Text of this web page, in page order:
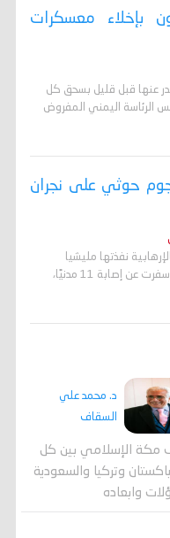
بإخلاء معسكرات
عنها قبل قليل بسحق كل
الرئاسة اليمني المفروض
في هجوم حوثي على نجران
نفذتها مليشيا
الحوثي على منطقة نجران في السعودية، أسفرت عن إصابة 11 مدنيًا،
د. محمد علي
السقاف
مكة الإسلامي بين كل
وتركيا والسعودية
وابعاده